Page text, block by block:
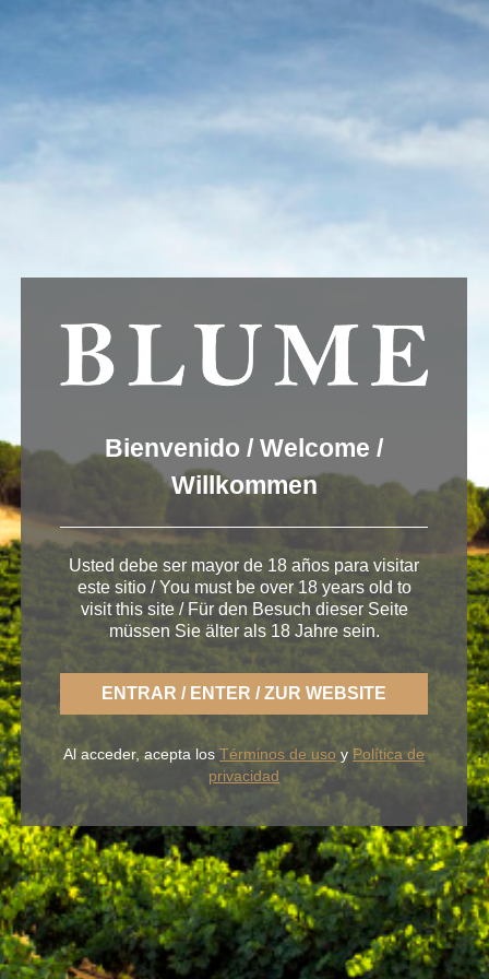
viñas rueda vendimia
< La vendimia en la DO Rueda se acerca
Con BLUME disfrutas la fresca naturaleza de un
Rueda ligero,desenfadado y siempre fiel a una
tierra fértil de sabor.
NUESTROS VINOS LA BODEGA BLUME & GASTRO
Usamos cookies para ofrecer una mejor experiencia que le
invitamos a aceptar. Puede informarse sobre las que estamos
Bienvenido / Welcome /
Willkommen
Usted debe ser mayor de 18 años para visitar
este sitio / You must be over 18 years old to
visit this site / Für den Besuch dieser Seite
müssen Sie älter als 18 Jahre sein.
ENTRAR / ENTER / ZUR WEBSITE
Al acceder, acepta losTérminos de usoy Política de
privacidad